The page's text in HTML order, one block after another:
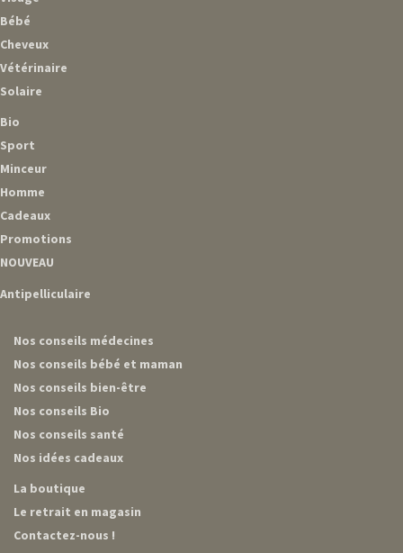
Bébé
Cheveux
Vétérinaire
Solaire
Bio
Sport
Minceur
Homme
Cadeaux
Promotions
NOUVEAU
Antipelliculaire
Nos conseils médecines
Nos conseils bébé et maman
Nos conseils bien-être
Nos conseils Bio
Nos conseils santé
Nos idées cadeaux
La boutique
Le retrait en magasin
Contactez-nous !